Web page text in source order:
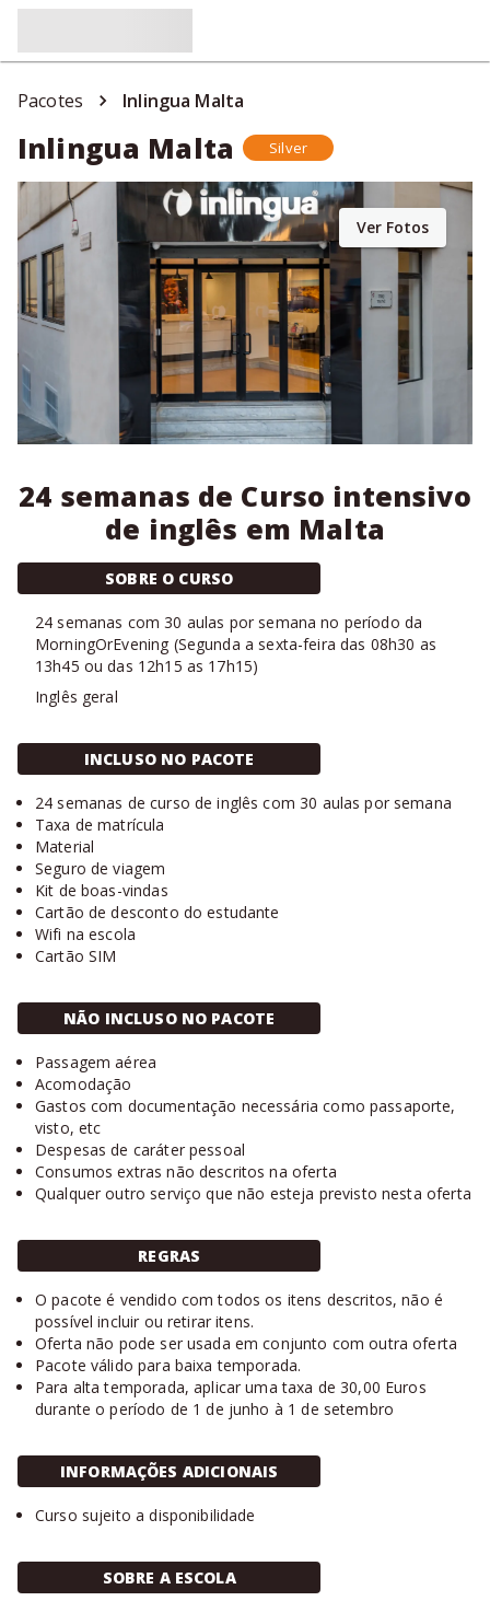
Pacotes Inlingua Malta
Inlingua Malta Silver
Ver Fotos
24 semanas de Curso intensivo
de inglês em Malta
SOBRE O CURSO
24 semanas com 30 aulas por semana no período da
MorningOrEvening (Segunda a sexta-feira das 08h30 as
13h45 ou das 12h15 as 17h15)
Inglês geral
INCLUSO NO PACOTE
24 semanas de curso de inglês com 30 aulas por semana
Taxa de matrícula
Material
Seguro de viagem
Kit de boas-vindas
Cartão de desconto do estudante
Wifi na escola
Cartão SIM
NÃO INCLUSO NO PACOTE
Passagem aérea
Acomodação
Gastos com documentação necessária como passaporte,
visto, etc
Despesas de caráter pessoal
Consumos extras não descritos na oferta
Qualquer outro serviço que não esteja previsto nesta oferta
REGRAS
O pacote é vendido com todos os itens descritos, não é
possível incluir ou retirar itens.
Oferta não pode ser usada em conjunto com outra oferta
Pacote válido para baixa temporada.
Para alta temporada, aplicar uma taxa de 30,00 Euros
durante o período de 1 de junho à 1 de setembro
INFORMAÇÕES ADICIONAIS
Curso sujeito a disponibilidade
SOBRE A ESCOLA